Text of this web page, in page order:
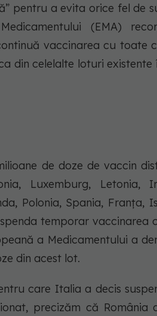
pentru a evita orice fel de
(EMA)
vaccinarea cu toate
din celelalte loturi
de doze de vaccin
Luxemburg, Letonia,
Polonia, Spania, Franța,
temporar vaccinarea
a Medicamentului a
din acest lot.
care Italia a decis
precizăm că România